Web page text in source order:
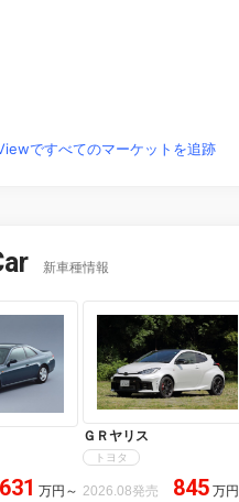
ですべてのマーケットを追跡
新車種情報
631 万円 ～
ＧＲヤリス
トヨタ
2026.08発売 845 万円